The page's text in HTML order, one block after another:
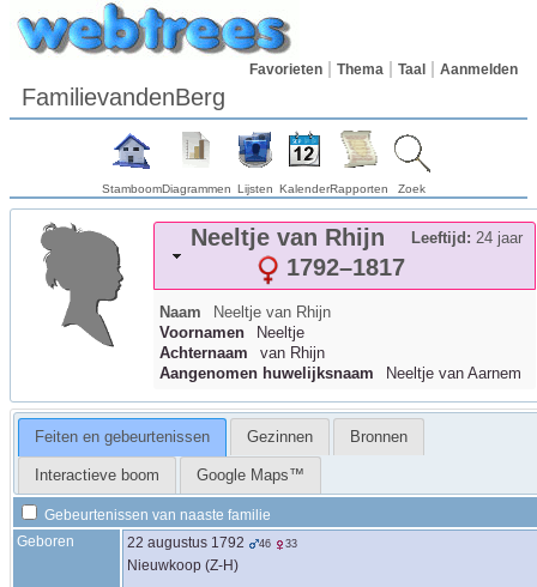
Favorieten Thema Taal Aanmelden
FamilievandenBerg
StamboomDiagrammen Lijsten KalenderRapporten Zoek
Neeltje van Rhijn Leeftijd: 24 jaar
1792–1817
Naam Neeltje van Rhijn
Voornamen
Neeltje
Achternaam
van Rhijn
Aangenomen huwelijksnaam
Neeltje van Aarnem
Feiten en gebeurtenissen Gezinnen Bronnen
Interactieve boom Google Maps™
Gebeurtenissen van naaste familie
Geboren
22 augustus 1792 46 33
Nieuwkoop (Z-H)